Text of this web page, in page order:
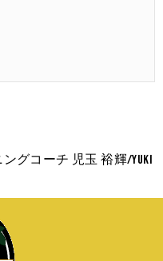
グコーチ 児玉 裕輝/Yuki